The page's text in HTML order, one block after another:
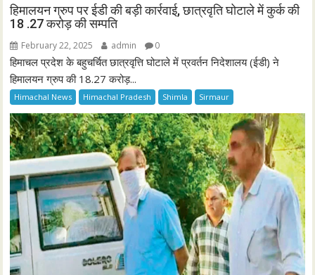
हिमालयन ग्रुप पर ईडी की बड़ी कार्रवाई, छात्रवृति घोटाले में कुर्क की
18 .27 करोड़ की सम्पति
February 22, 2025 admin 0
हिमाचल प्रदेश के बहुचर्चित छात्रवृत्ति घोटाले में प्रवर्तन निदेशालय (ईडी) ने
हिमालयन ग्रुप की 18.27 करोड़...
Himachal News Himachal Pradesh Shimla Sirmaur